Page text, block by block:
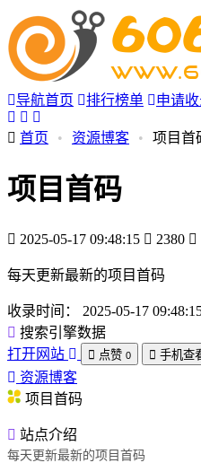
导航首页 排行榜单 申请
首页 • 资源博客 • 项目首
项目首码
2025-05-17 09:48:15 2380
每天更新最新的项目首码
收录时间：
2025-05-17
搜索引擎数据
打开网站
点赞 0 手机查
资源博客
项目首码
站点介绍
每天更新最新的项目首码